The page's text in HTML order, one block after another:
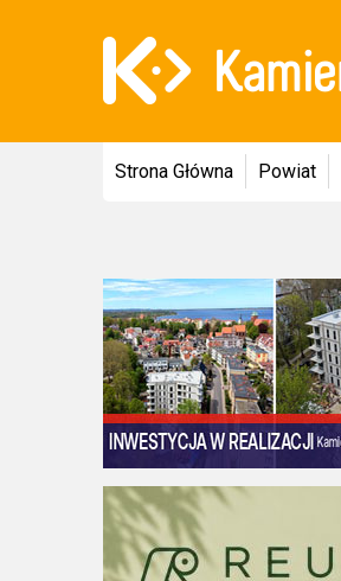
Strona Główna Powiat